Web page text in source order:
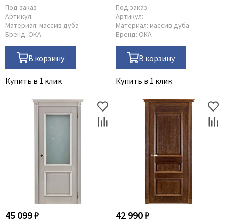
Под заказ
Артикул:
Материал: массив дуба
Бренд: ОКА
В корзину
Купить в 1 клик
Под заказ
Артикул:
Материал: массив дуба
Бренд: ОКА
В корзину
Купить в 1 клик
45 099 ₽ 42 990 ₽